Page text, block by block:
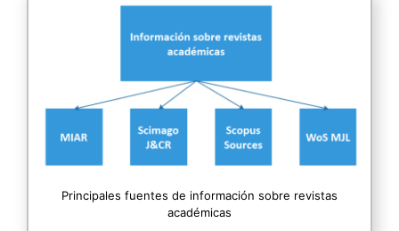
Principales fuentes de información sobre revistas
académicas